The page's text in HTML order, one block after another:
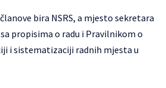
bira NSRS, a mjesto sekretara
propisima o radu i Pravilnikom o
i sistematizaciji radnih mjesta u